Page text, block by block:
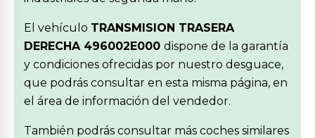
El vehículo TRANSMISION TRASERA
DERECHA 496002E000 dispone de la garantía
y condiciones ofrecidas por nuestro desguace,
que podrás consultar en esta misma página, en
el área de información del vendedor.
También podrás consultar más coches similares